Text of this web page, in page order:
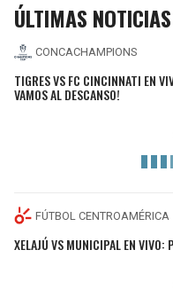
ÚLTIMAS NOTICIAS
CONCACHAMPIONS
TIGRES VS FC CINCINNATI EN
VAMOS AL DESCANSO!
FÚTBOL CENTROAMÉRICA
XELAJÚ VS MUNICIPAL EN VIVO: